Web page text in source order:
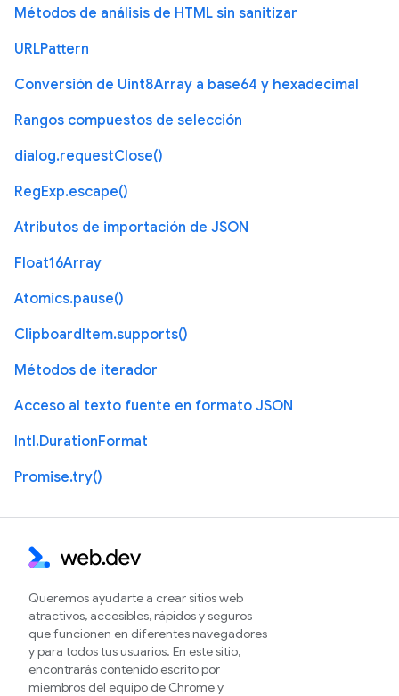
Métodos de análisis de HTML sin sanitizar
URLPattern
Conversión de Uint8Array a base64 y hexadecimal
Rangos compuestos de selección
dialog.requestClose()
RegExp.escape()
Atributos de importación de JSON
Float16Array
Atomics.pause()
ClipboardItem.supports()
Métodos de iterador
Acceso al texto fuente en formato JSON
Intl.DurationFormat
Promise.try()
Queremos ayudarte a crear sitios web
atractivos, accesibles, rápidos y seguros
que funcionen en diferentes navegadores
y para todos tus usuarios. En este sitio,
encontrarás contenido escrito por
miembros del equipo de Chrome y